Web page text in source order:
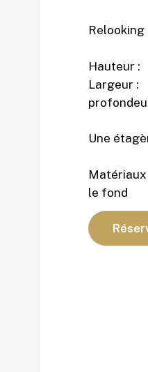
Relooking
Hauteur
Largeur
Une
Matériaux
le fond